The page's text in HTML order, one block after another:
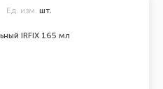
IRFIX 165 мл
Ед. изм. шт.